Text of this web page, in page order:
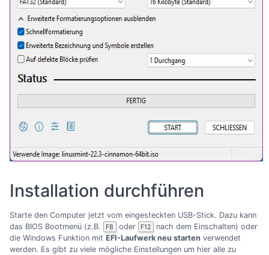
Installation durchführen
Starte den Computer jetzt vom eingesteckten USB-Stick. Dazu kann
das BIOS Bootmenü (z.B.
F8 oder F12
nach dem Einschalten) oder
die Windows Funktion mit EFI-Laufwerk neu starten verwendet
werden. Es gibt zu viele mögliche Einstellungen um hier alle zu